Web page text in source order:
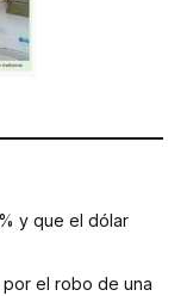
y que el dólar
por el robo de una